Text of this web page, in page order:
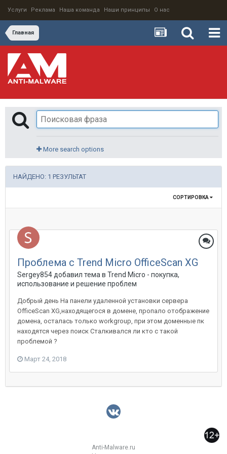
Услуги Реклама Наша команда Наши принципы О нас
Главная
More search options
НАЙДЕНО: 1 РЕЗУЛЬТАТ
СОРТИРОВКА
Проблема с Trend Micro OfficeScan XG
Sergey854 добавил тема в Trend Micro - покупка,
использование и решение проблем
Добрый день На панели удаленной установки сервера
OfficeScan XG,находящегося в домене, пропало отображение
домена, осталась только workgroup, при этом доменные пк
находятся через поиск Сталкивался ли кто с такой
проблемой ?
Март 24, 2018
Anti-Malware.ru